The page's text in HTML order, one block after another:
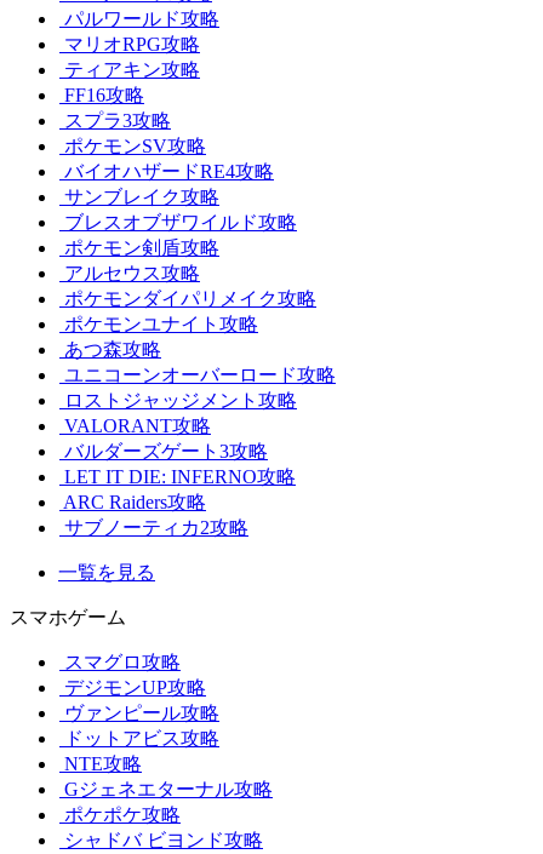
パルワールド攻略
マリオRPG攻略
ティアキン攻略
FF16攻略
スプラ3攻略
ポケモンSV攻略
バイオハザードRE4攻略
サンブレイク攻略
ブレスオブザワイルド攻略
ポケモン剣盾攻略
アルセウス攻略
ポケモンダイパリメイク攻略
ポケモンユナイト攻略
あつ森攻略
ユニコーンオーバーロード攻略
ロストジャッジメント攻略
VALORANT攻略
バルダーズゲート3攻略
LET IT DIE: INFERNO攻略
ARC Raiders攻略
サブノーティカ2攻略
一覧を見る
スマホゲーム
スマグロ攻略
デジモンUP攻略
ヴァンピール攻略
ドットアビス攻略
NTE攻略
Gジェネエターナル攻略
ポケポケ攻略
シャドバ ビヨンド攻略